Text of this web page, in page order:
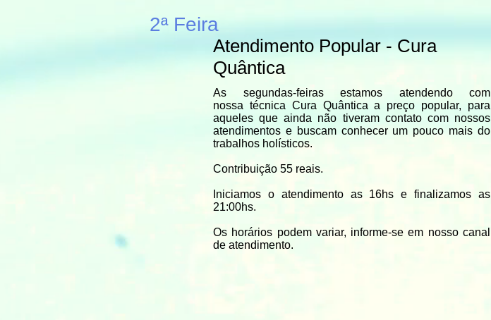
2ª Feira
Atendimento Popular - Cura
Quântica
As segundas-feiras estamos atendendo com
nossa técnica Cura Quântica a preço popular, para
aqueles que ainda não tiveram contato com nossos
atendimentos e buscam conhecer um pouco mais do
trabalhos holísticos.
Contribuição 55 reais.
Iniciamos o atendimento as 16hs e finalizamos as
21:00hs.
Os horários podem variar, informe-se em nosso canal
de atendimento.